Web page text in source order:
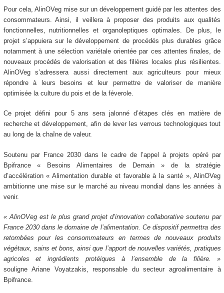
Pour cela, AlinOVeg mise sur un développement guidé par les attentes des
consommateurs. Ainsi, il veillera à proposer des produits aux qualités
fonctionnelles, nutritionnelles et organoleptiques optimales. De plus, le
projet s’appuiera sur le développement de procédés plus durables grâce
notamment à une sélection variétale orientée par ces attentes finales, de
nouveaux procédés de valorisation et des filières locales plus résilientes.
AlinOVeg s’adressera aussi directement aux agriculteurs pour mieux
répondre à leurs besoins et leur permettre de valoriser de manière
optimisée la culture du pois et de la féverole.
Ce projet défini pour 5 ans sera jalonné d’étapes clés en matière de
recherche et développement, afin de lever les verrous technologiques tout
au long de la chaîne de valeur.
Soutenu par France 2030 dans le cadre de l’appel à projets opéré par
Bpifrance « Besoins Alimentaires de Demain » de la stratégie
d’accélération « Alimentation durable et favorable à la santé », AlinOVeg
ambitionne une mise sur le marché au niveau mondial dans les années à
venir.
« AlinOVeg est le plus grand projet d’innovation collaborative soutenu par
France 2030 dans le domaine de l’alimentation. Ce dispositif permettra des
retombées pour les consommateurs en termes de nouveaux produits
végétaux, sains et bons, ainsi que l’apport de nouvelles variétés, pratiques
agricoles et ingrédients protéiques à l’ensemble de la filière. »
souligne Ariane Voyatzakis, responsable du secteur agroalimentaire à
Bpifrance.